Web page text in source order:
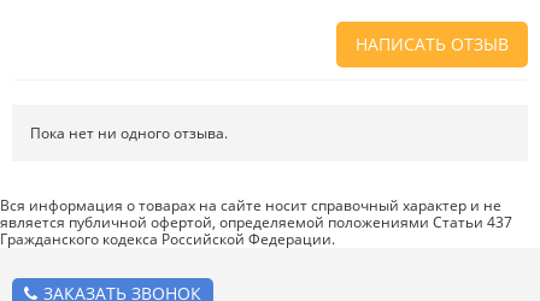
НАПИСАТЬ ОТЗЫВ
не ошиблись в своем выборе.
Доставка. Как был упакован товар? Доставили ли его вам в
оговоренный срок?
Товар . Качественный? Какие его плюсы и минусы?
Пока нет ни одного отзыва.
Вся информация о товарах на сайте носит справочный характер и не
является публичной офертой, определяемой положениями Статьи 437
Гражданского кодекса Российской Федерации.
ЗАКАЗАТЬ ЗВОНОК